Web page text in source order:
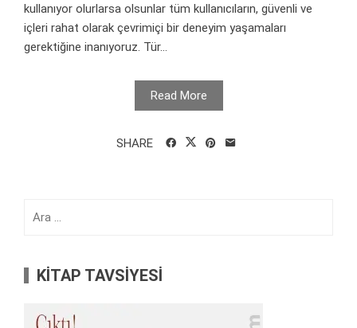
kullanıyor olurlarsa olsunlar tüm kullanıcıların, güvenli ve
içleri rahat olarak çevrimiçi bir deneyim yaşamaları
gerektiğine inanıyoruz. Tür...
Read More
SHARE
KİTAP TAVSİYESİ